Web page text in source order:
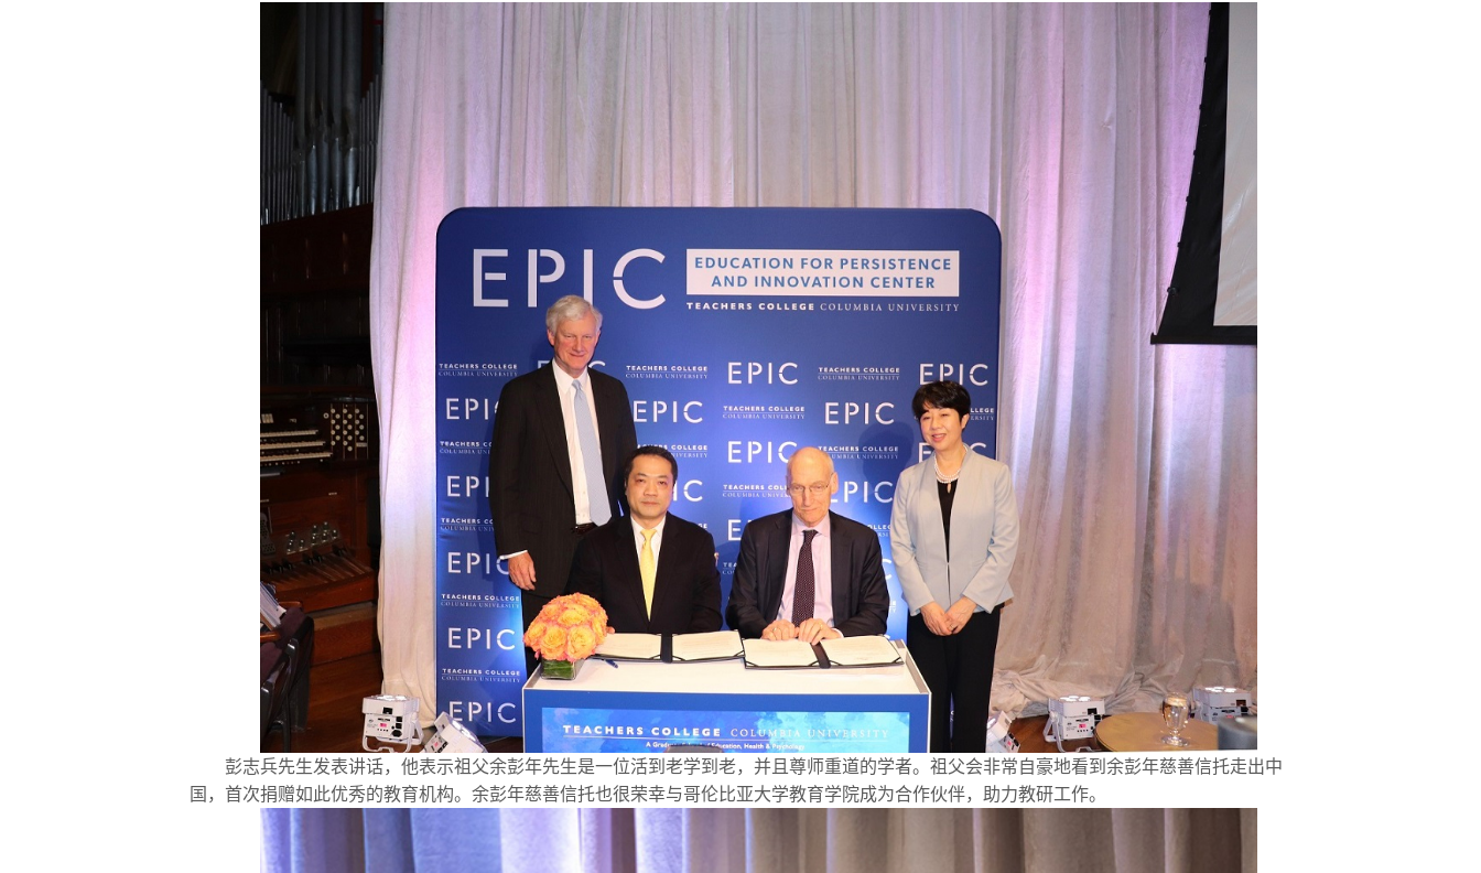
彭志兵先生发表讲话，他表示祖父余彭年先生是一位活到老学到老，并且尊师重道的学者。祖父会非常自豪地看到余彭年慈善信托走出中
国，首次捐赠如此优秀的教育机构。余彭年慈善信托也很荣幸与哥伦比亚大学教育学院成为合作伙伴，助力教研工作。